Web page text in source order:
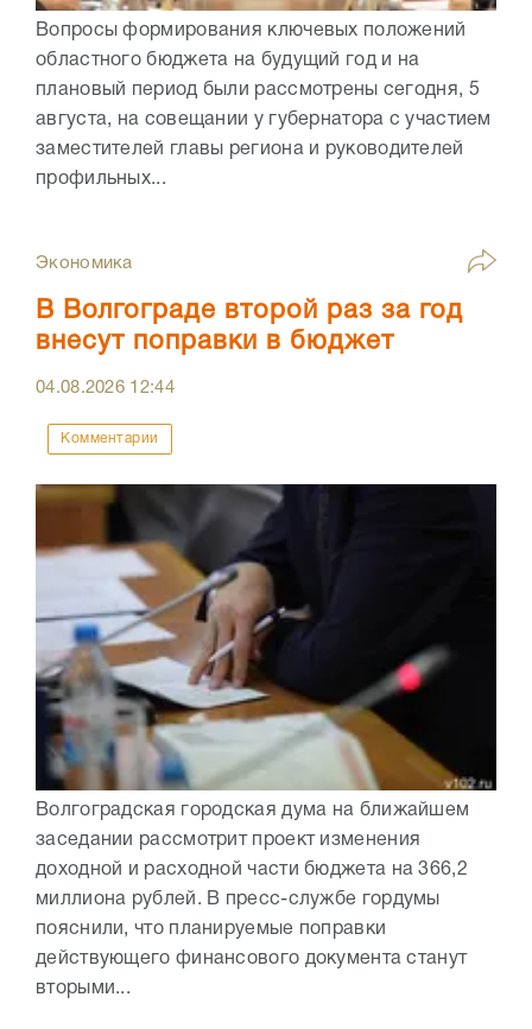
Вопросы формирования ключевых положений
областного бюджета на будущий год и на
плановый период были рассмотрены сегодня, 5
августа, на совещании у губернатора с участием
заместителей главы региона и руководителей
профильных...
Экономика
В Волгограде второй раз за год
внесут поправки в бюджет
04.08.2026 12:44
Комментарии
Волгоградская городская дума на ближайшем
заседании рассмотрит проект изменения
доходной и расходной части бюджета на 366,2
миллиона рублей. В пресс-службе гордумы
пояснили, что планируемые поправки
действующего финансового документа станут
вторыми...